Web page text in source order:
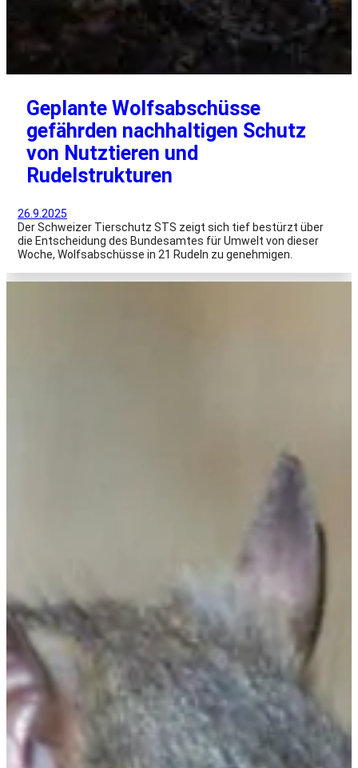
Geplante Wolfsabschüsse
gefährden nachhaltigen Schutz
von Nutztieren und
Rudelstrukturen
26.9.2025
Der Schweizer Tierschutz STS zeigt sich tief bestürzt über
die Entscheidung des Bundesamtes für Umwelt von dieser
Woche, Wolfsabschüsse in 21 Rudeln zu genehmigen.